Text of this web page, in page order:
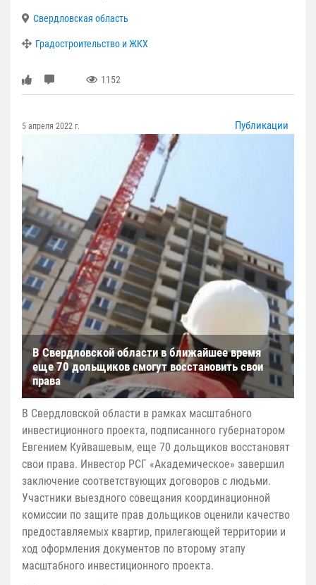
Свердловская область
Градостроительство и ЖКХ
1152
5 апреля 2022 г. Публикации
В Свердловской области в ближайшее время
еще 70 дольщиков смогут восстановить свои
права
В Свердловской области в рамках масштабного
инвестиционного проекта, подписанного губернатором
Евгением Куйвашевым, еще 70 дольщиков восстановят
свои права. Инвестор РСГ «Академическое» завершил
заключение соответствующих договоров с людьми.
Участники выездного совещания координационной
комиссии по защите прав дольщиков оценили качество
предоставляемых квартир, прилегающей территории и
ход оформления документов по второму этапу
масштабного инвестиционного проекта.